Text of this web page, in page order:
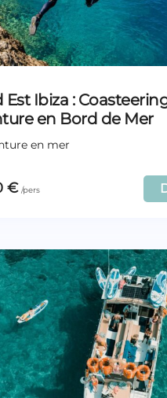
Est Ibiza :
en Bord de Mer
en mer
€